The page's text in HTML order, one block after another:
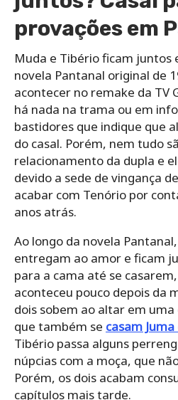
provações em
Muda e Tibério ficam juntos
novela Pantanal original de
acontecer no remake da TV
há nada na trama ou em
bastidores que indique que
do casal. Porém, nem tudo
relacionamento da dupla e
devido a sede de vingança
acabar com Tenório por
anos atrás.
Ao longo da novela
entregam ao amor e ficam
para a cama até se
aconteceu pouco depois da
dois sobem ao altar em
que também se casam Juma
Tibério passa alguns
núpcias com a moça, que
Porém, os dois acabam
capítulos mais tarde.